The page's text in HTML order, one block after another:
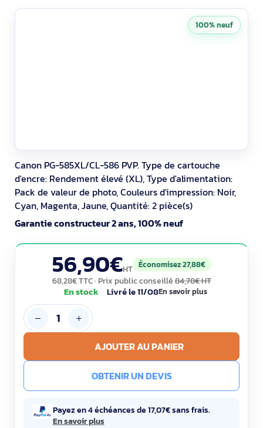
Canon PG-585XL/CL-586 PVP. Type de cartouche
d'encre: Rendement élevé (XL), Type d'alimentation:
Pack de valeur de photo, Couleurs d'impression: Noir,
Cyan, Magenta, Jaune, Quantité: 2 pièce(s)
Garantie constructeur 2 ans, 100% neuf
56,90€HT Économisez 27,88€
68,28€ TTC· Prix public conseillé84,78€ HT
En stock Livré le 11/08En savoir plus
AJOUTER AU PANIER
OBTENIR UN DEVIS
Payez en 4 échéances de 17,07€ sans frais.
En savoir plus
100% neuf